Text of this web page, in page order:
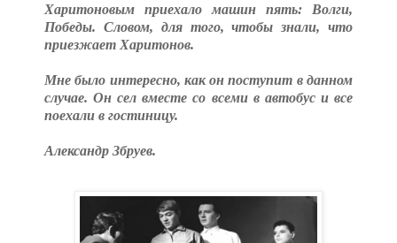
Харитоновым приехало машин пять: Волги,
Победы. Словом, для того, чтобы знали, что
приезжает Харитонов.
Мне было интересно, как он поступит в данном
случае. Он сел вместе со всеми в автобус и все
поехали в гостиницу.
Александр Збруев.